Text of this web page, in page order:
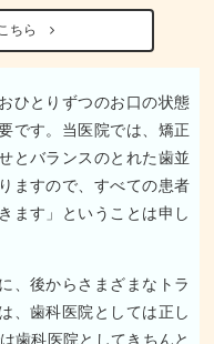
ちら
ひとりずつのお口の状態
です。当医院では、矯正
とバランスのとれた歯並
ますので、すべての患者
ます」ということは申し
、後からさまざまなトラ
、歯科医院としては正し
歯科医院としてきちんと